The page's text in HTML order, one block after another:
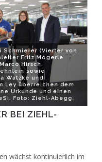
Schmierer (Vierter von
Fritz Mögerle
Hirsch,
sowie
Watzke und
Ley überreichen dem
Urkunde und einen
Foto: Ziehl-Abegg,
BEI ZIEHL-
wächst kontinuierlich im